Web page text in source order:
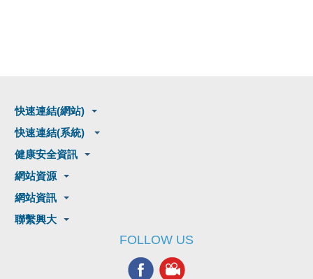
快速連結(網站)
快速連結(系統)
健康安全資訊
網站資源
網站資訊
聯繫興大
FOLLOW US